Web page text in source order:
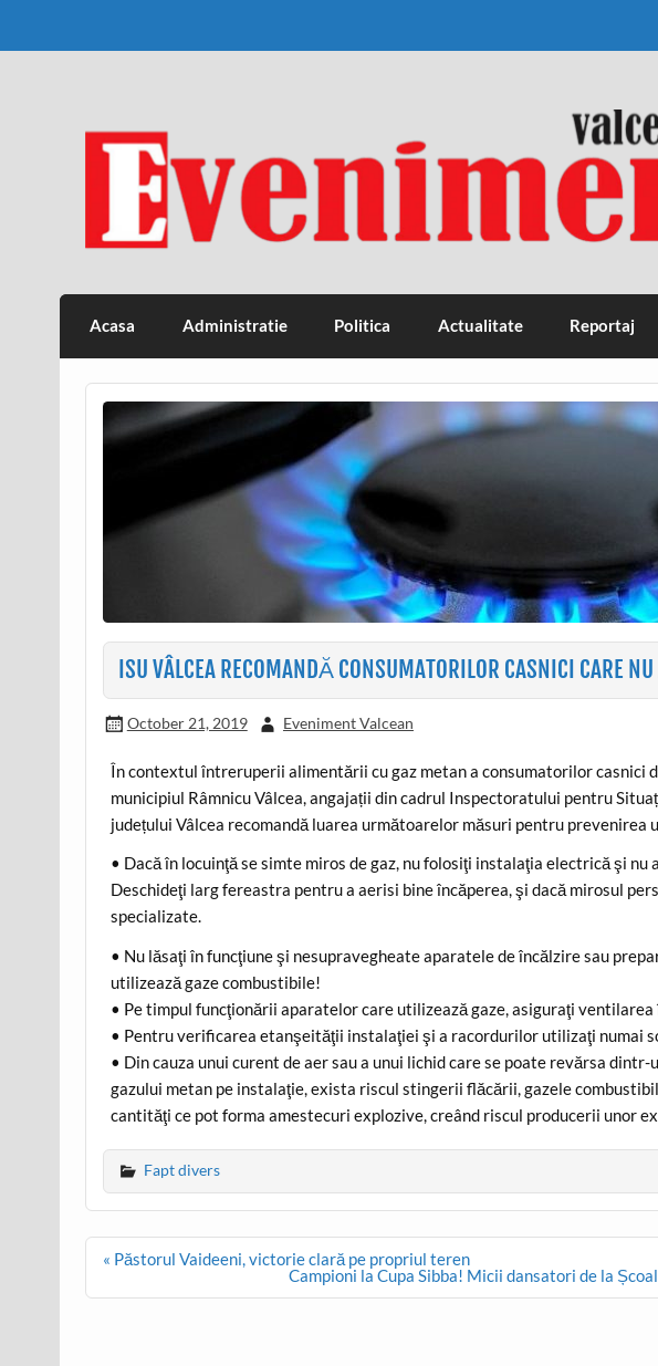
Eveniment Valcean
Acasa Administratie Politica Actualitate Reportaj
ISU VÂLCEA RECOMANDĂ CONSUMATORILOR CASNICI CARE NU
October 21, 2019 Eveniment Valcean
În contextul întreruperii alimentării cu gaz metan a consumatorilor casnici
municipiul Râmnicu Vâlcea, angajații din cadrul Inspectoratului pentru
județului Vâlcea recomandă luarea următoarelor măsuri pentru prevenirea
• Dacă în locuinţă se simte miros de gaz, nu folosiţi instalaţia electrică şi
Deschideţi larg fereastra pentru a aerisi bine încăperea, şi dacă mirosul
specializate.
• Nu lăsaţi în funcţiune şi nesupravegheate aparatele de încălzire sau
utilizează gaze combustibile!
• Pe timpul funcţionării aparatelor care utilizează gaze, asiguraţi
• Pentru verificarea etanşeităţii instalaţiei şi a racordurilor utilizaţi numai
• Din cauza unui curent de aer sau a unui lichid care se poate revărsa
gazului metan pe instalaţie, exista riscul stingerii flăcării, gazele
cantităţi ce pot forma amestecuri explozive, creând riscul producerii unor
Fapt divers
Post
« Păstorul Vaideeni, victorie clară pe propriul teren
Campioni la Cupa Sibba! Micii dansatori de la